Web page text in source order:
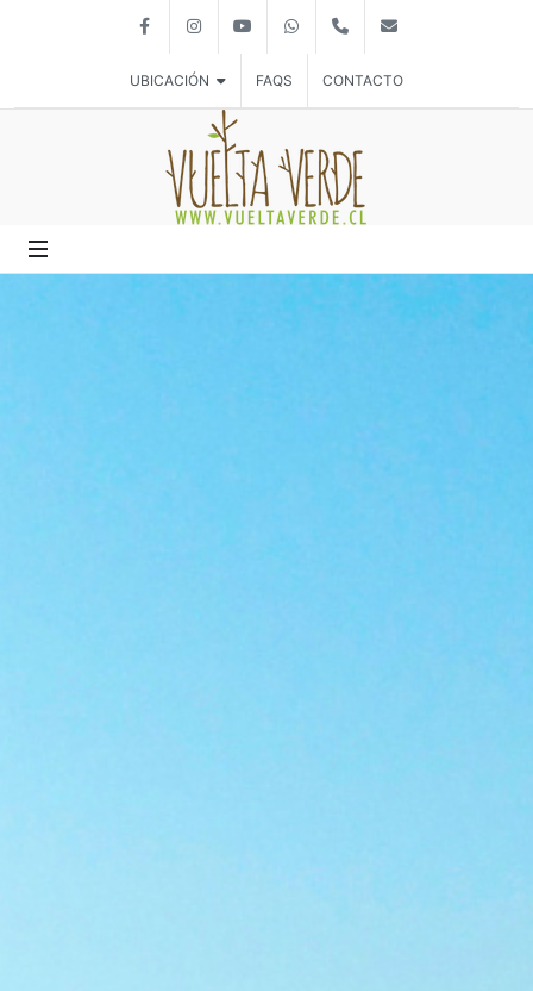
FacebookInstagramYoutube WhatsappPhone
UBICACIÓN FAQS CONTACTO